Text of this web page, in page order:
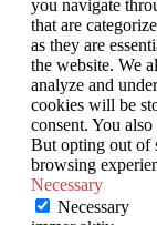
you navigate
that are
as they are
the website. We
analyze and
cookies will be
consent. You
But opting out of
browsing
Necessary
Necessary